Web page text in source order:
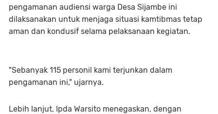
pengamanan audiensi warga Desa Sijambe ini
dilaksanakan untuk menjaga situasi kamtibmas tetap
aman dan kondusif selama pelaksanaan kegiatan.
"Sebanyak 115 personil kami terjunkan dalam
pengamanan ini," ujarnya.
Lebih lanjut, Ipda Warsito menegaskan, dengan